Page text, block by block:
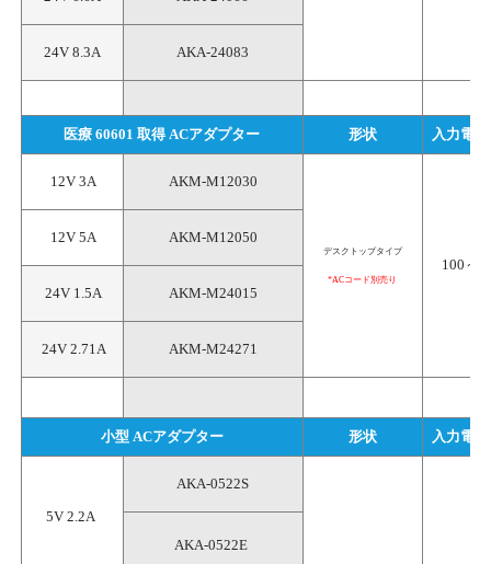
24V 8.3A AKA-24083
医療 60601 取得 ACアダプター 形状 入力電
12V 3A AKM-M12030
デスクトップタイプ
*ACコード別売り
100～
12V 5A AKM-M12050
24V 1.5A AKM-M24015
24V 2.71A AKM-M24271
小型 ACアダプター 形状 入力電
5V 2.2A
AKA-0522S
AKA-0522E